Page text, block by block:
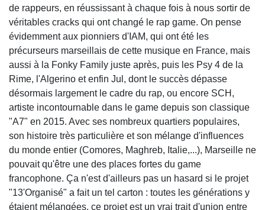
de rappeurs, en réussissant à chaque fois à nous sortir de
véritables cracks qui ont changé le rap game. On pense
évidemment aux pionniers d'IAM, qui ont été les
précurseurs marseillais de cette musique en France, mais
aussi à la Fonky Family juste après, puis les Psy 4 de la
Rime, l'Algerino et enfin Jul, dont le succès dépasse
désormais largement le cadre du rap, ou encore SCH,
artiste incontournable dans le game depuis son classique
"A7" en 2015. Avec ses nombreux quartiers populaires,
son histoire très particulière et son mélange d'influences
du monde entier (Comores, Maghreb, Italie,...), Marseille ne
pouvait qu'être une des places fortes du game
francophone. Ça n'est d'ailleurs pas un hasard si le projet
"13'Organisé" a fait un tel carton : toutes les générations y
étaient mélangées, ce projet est un vrai trait d'union entre